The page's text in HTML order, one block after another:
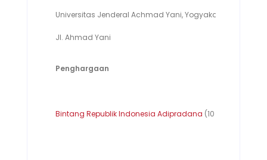
Universitas Jenderal Achmad Yani, Yogyakarta
Jl. Ahmad Yani
Penghargaan
Bintang Republik Indonesia Adipradana (10 November